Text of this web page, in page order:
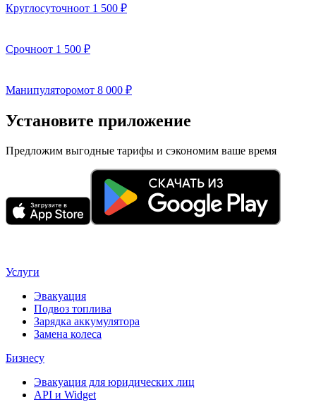
Круглосуточноот 1 500 ₽
Срочноот 1 500 ₽
Манипуляторомот 8 000 ₽
Установите приложение
Предложим выгодные тарифы и сэкономим ваше время
Услуги
Эвакуация
Подвоз топлива
Зарядка аккумулятора
Замена колеса
Бизнесу
Эвакуация для юридических лиц
API и Widget